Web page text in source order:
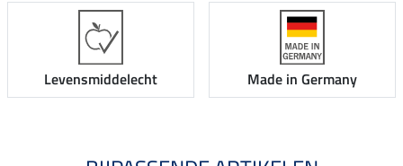
Levensmiddelecht Made in Germany